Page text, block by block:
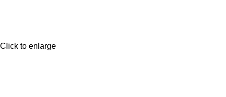
Click to enlarge